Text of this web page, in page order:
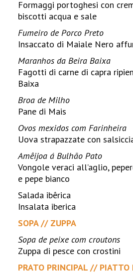
Formaggi portoghesi con
biscotti acqua e sale
Fumeiro de Porco Preto
Insaccato di Maiale Nero
Maranhos da Beira Baixa
Fagotti di carne di capra
Baixa
Broa de Milho
Pane di Mais
Ovos mexidos com Farinheira
Uova strapazzate con
Amêijoa á Bulhão Pato
Vongole veraci all’aglio,
e pepe bianco
Salada ibêrica
Insalata iberica
SOPA // ZUPPA
Sopa de peixe com croutons
Zuppa di pesce con crostini
PRATO PRINCIPAL // PIATTO